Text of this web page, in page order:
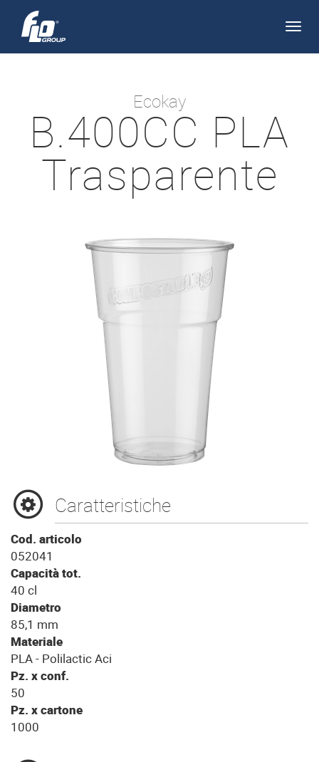
Ecokay
B.400CC PLA
Trasparente
Caratteristiche
Cod. articolo
052041
Capacità tot.
40 cl
Diametro
85,1 mm
Materiale
PLA - Polilactic Aci
Pz. x conf.
50
Pz. x cartone
1000